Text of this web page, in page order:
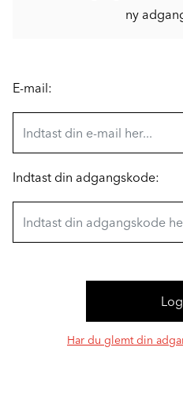
ny
E-mail:
Indtast din adgangskode:
Har du glemt din